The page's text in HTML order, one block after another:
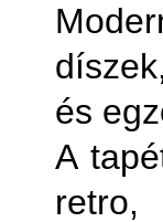
és
A
retro,